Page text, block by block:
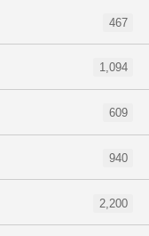
467
1,094
609
940
2,200